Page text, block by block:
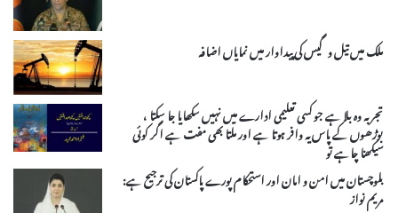
ملک میں تیل و گیس کی پیداوار میں نمایاں اضافہ
تجربہ وہ بلا ہے جو کسی تعلیمی ادارے میں نہیں سکھایا جا سکتا ،
بوڑھوں کے پاس یہ وافر ہوتا ہے اور ملتا بھی مفت ہے اگر کوئی
سیکھنا چاہے تو
بلوچستان میں امن و امان اور استحکام پورے پاکستان کی ترجیح ہے:
مریم نواز